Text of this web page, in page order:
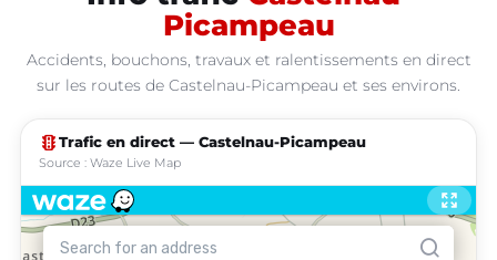
Picampeau
Accidents, bouchons, travaux et ralentissements en direct
sur les routes de Castelnau-Picampeau et ses environs.
traffic Trafic en direct — Castelnau-Picampeau
Source : Waze Live Map